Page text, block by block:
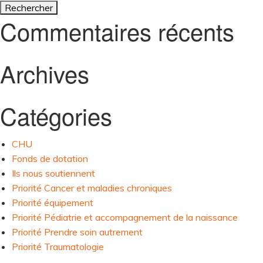
l’article
Commentaires récents
Archives
Catégories
CHU
Fonds de dotation
Ils nous soutiennent
Priorité Cancer et maladies chroniques
Priorité équipement
Priorité Pédiatrie et accompagnement de la naissance
Priorité Prendre soin autrement
Priorité Traumatologie